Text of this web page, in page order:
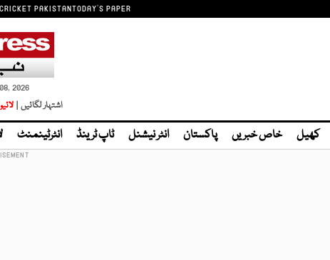
CRICKET PAKISTANTODAY'S PAPER
2026
اشتہار لگائیں |
کھیل خاص خبریں پاکستان انٹر نیشنل ٹاپ ٹرینڈ انٹرٹینمنٹ